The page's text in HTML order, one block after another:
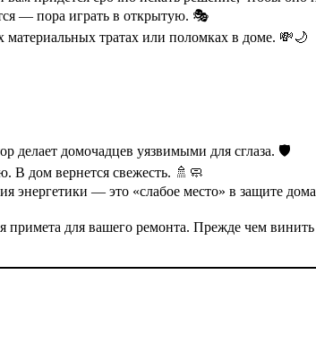
— пора играть в открытую. 🎭
тратах или поломках в доме. 💸🌙
делает домочадцев уязвимыми для сглаза. 🛡️
В дом вернется свежесть. 🚿🧼
энергетики — это «слабое место» в защите
для вашего ремонта. Прежде чем винить